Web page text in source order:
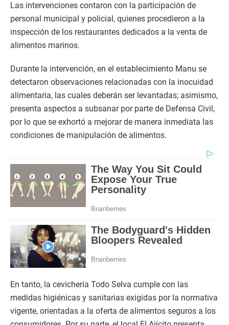
Las intervenciones contaron con la participación de
personal municipal y policial, quienes procedieron a la
inspección de los restaurantes dedicados a la venta de
alimentos marinos.
Durante la intervención, en el establecimiento Manu se
detectaron observaciones relacionadas con la inocuidad
alimentaria, las cuales deberán ser levantadas; asimismo,
presenta aspectos a subsanar por parte de Defensa Civil,
por lo que se exhortó a mejorar de manera inmediata las
condiciones de manipulación de alimentos.
En tanto, la cevichería Todo Selva cumple con las
medidas higiénicas y sanitarias exigidas por la normativa
vigente, orientadas a la oferta de alimentos seguros a los